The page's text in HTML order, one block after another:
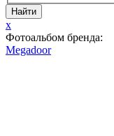
x
Фотоальбом бренда:
Megadoor